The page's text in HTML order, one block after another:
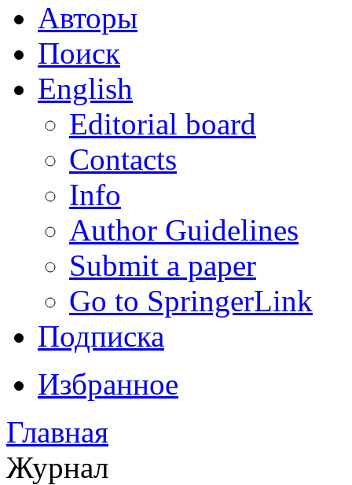
Авторы
Поиск
English
Editorial board
Contacts
Info
Author Guidelines
Submit a paper
Go to SpringerLink
Подписка
Избранное
Главная
Журнал